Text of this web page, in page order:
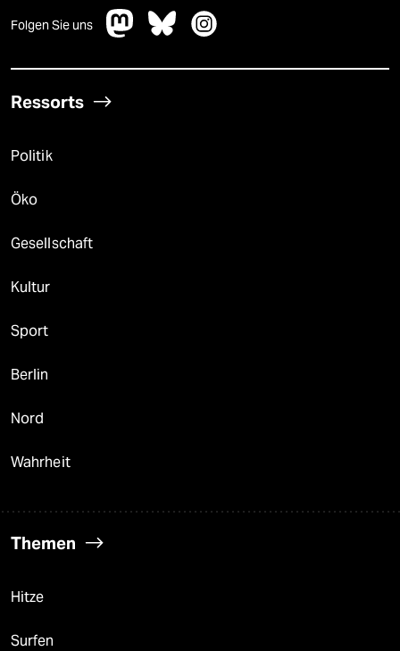
Folgen Sie uns
Ressorts
Politik
Öko
Gesellschaft
Kultur
Sport
Berlin
Nord
Wahrheit
Themen
Hitze
Surfen